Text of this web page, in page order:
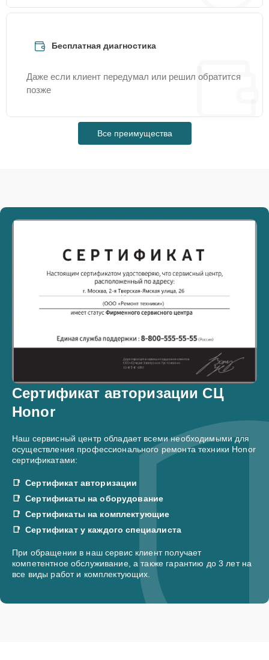
Бесплатная диагностика
Даже если клиент передумал или решил обратится
позже
Все преимущества
Сертификат авторизации СЦ
Honor
Наш сервисный центр обладает всеми необходимыми для
осуществления профессионального ремонта техники Honor
сертификатами:
Сертификат авторизации
Сертификаты на оборудование
Сертификаты на комплектующие
Сертификат у каждого специалиста
При обращении в наш сервис клиент получает
компетентное обслуживание, а также гарантию до 3 лет на
все виды работ и комплектующих.